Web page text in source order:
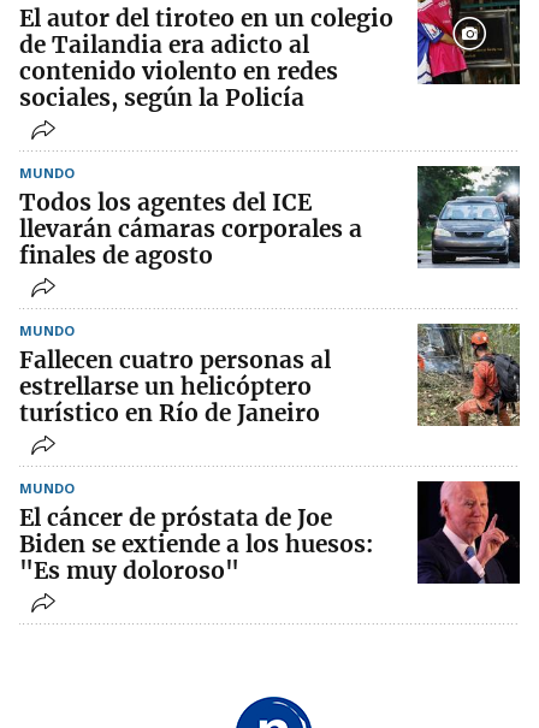
El autor del tiroteo en un colegio
de Tailandia era adicto al
contenido violento en redes
sociales, según la Policía
MUNDO
Todos los agentes del ICE
llevarán cámaras corporales a
finales de agosto
MUNDO
Fallecen cuatro personas al
estrellarse un helicóptero
turístico en Río de Janeiro
MUNDO
El cáncer de próstata de Joe
Biden se extiende a los huesos:
"Es muy doloroso"